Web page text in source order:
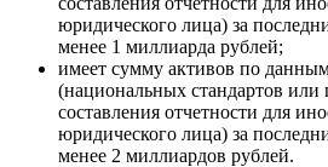
юридического лица) за
менее 1 миллиарда рублей;
имеет сумму активов по данным
(национальных стандартов или
составления отчетности для
юридического лица) за
менее 2 миллиардов рублей.